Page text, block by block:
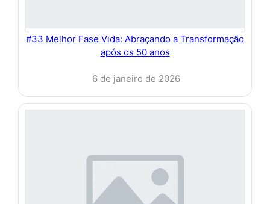
#33 Melhor Fase Vida: Abraçando a Transformação
após os 50 anos
6 de janeiro de 2026